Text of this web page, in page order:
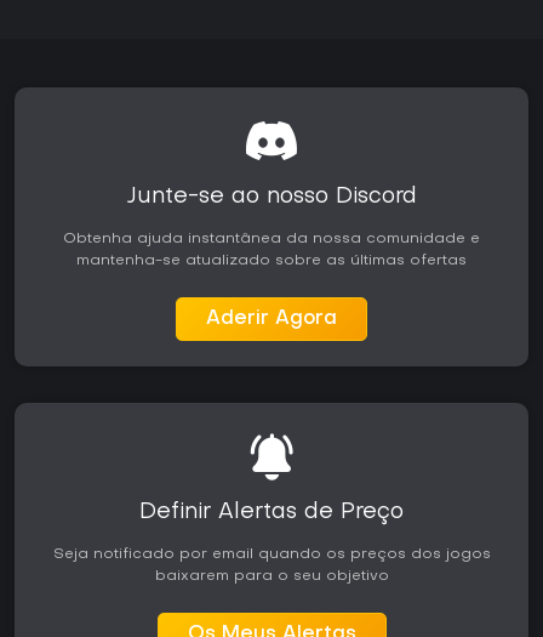
Junte-se ao nosso Discord
Obtenha ajuda instantânea da nossa comunidade e
mantenha-se atualizado sobre as últimas ofertas
Aderir Agora
Definir Alertas de Preço
Seja notificado por email quando os preços dos jogos
baixarem para o seu objetivo